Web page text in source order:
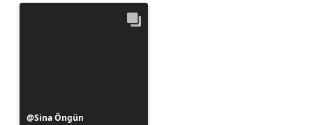
Julkaissut
Sina Öngün